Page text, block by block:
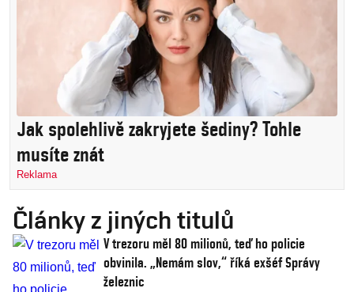
Jak spolehlivě zakryjete šediny? Tohle
musíte znát
Reklama
Články z jiných titulů
V trezoru měl 80 milionů, teď ho policie
obvinila. „Nemám slov,“ říká exšéf Správy
železnic